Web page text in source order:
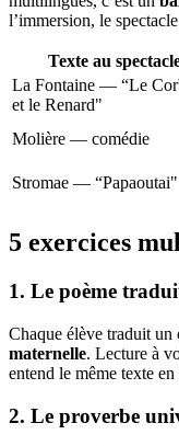
l’immersion, le
Texte au
La Fontaine — “Le
et le Renard"
Molière — comédie
Stromae — “Papaoutai"
5 exercices
1. Le poème
Chaque élève traduit un
maternelle. Lecture à
entend le même texte en
2. Le proverbe